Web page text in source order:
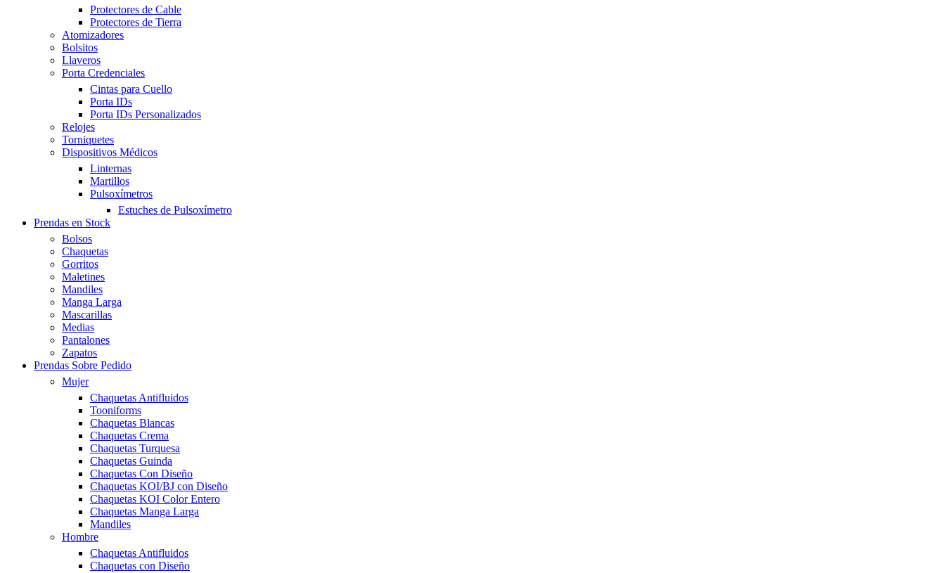
Protectores de Cable
Protectores de Tierra
Atomizadores
Bolsitos
Llaveros
Porta Credenciales
Cintas para Cuello
Porta IDs
Porta IDs Personalizados
Relojes
Torniquetes
Dispositivos Médicos
Linternas
Martillos
Pulsoxímetros
Estuches de Pulsoxímetro
Prendas en Stock
Bolsos
Chaquetas
Gorritos
Maletines
Mandiles
Manga Larga
Mascarillas
Medias
Pantalones
Zapatos
Prendas Sobre Pedido
Mujer
Chaquetas Antifluidos
Tooniforms
Chaquetas Blancas
Chaquetas Crema
Chaquetas Turquesa
Chaquetas Guinda
Chaquetas Con Diseño
Chaquetas KOI/BJ con Diseño
Chaquetas KOI Color Entero
Chaquetas Manga Larga
Mandiles
Hombre
Chaquetas Antifluidos
Chaquetas con Diseño